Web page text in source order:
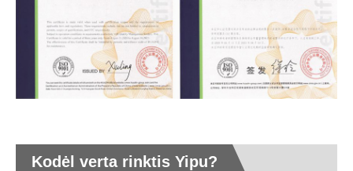
Kodėl verta rinktis Yipu?